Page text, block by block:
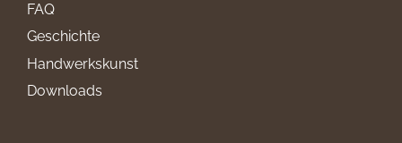
FAQ
Geschichte
Handwerkskunst
Downloads